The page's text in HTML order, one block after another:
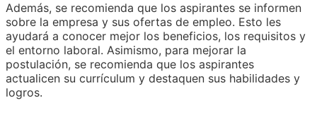
Además, se recomienda que los aspirantes se informen
sobre la empresa y sus ofertas de empleo. Esto les
ayudará a conocer mejor los beneficios, los requisitos y
el entorno laboral. Asimismo, para mejorar la
postulación, se recomienda que los aspirantes
actualicen su currículum y destaquen sus habilidades y
logros.